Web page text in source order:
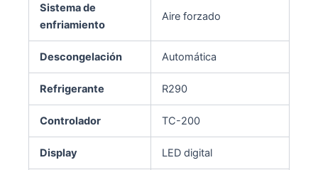
Sistema de
enfriamiento
Aire forzado
Descongelación Automática
Refrigerante R290
Controlador TC-200
Display LED digital